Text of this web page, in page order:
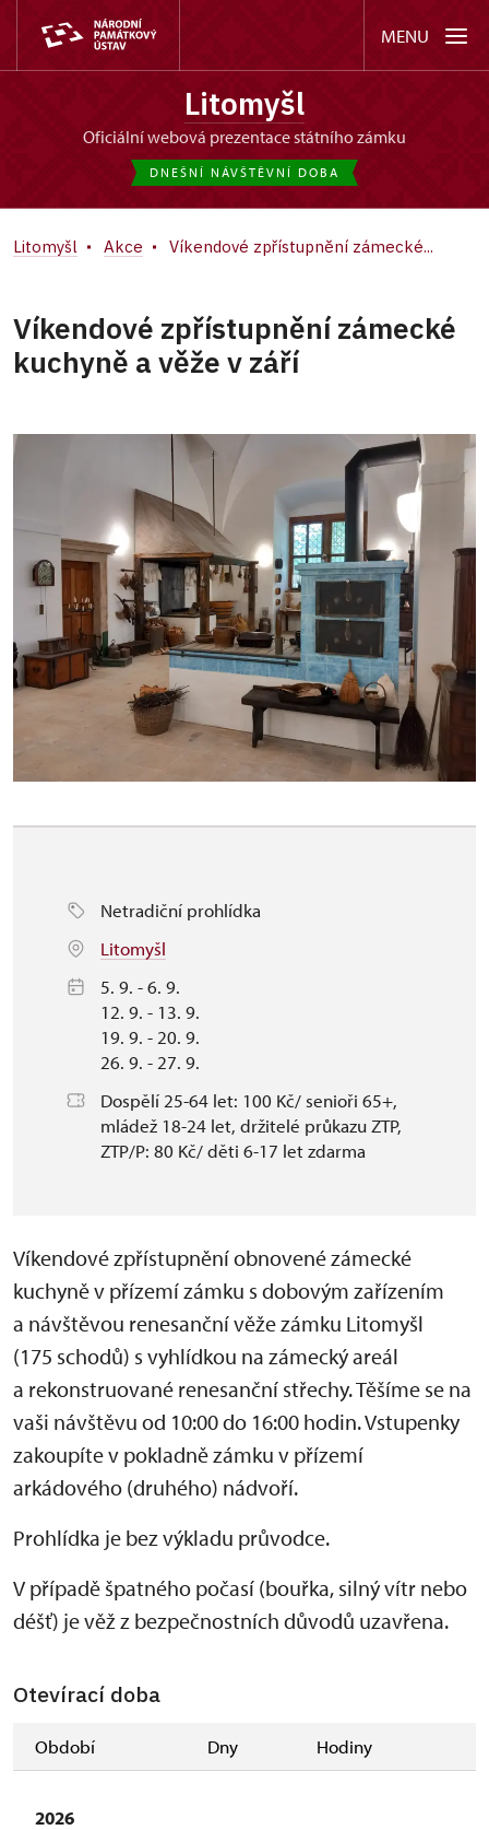
MENU
Litomyšl
oficiální webová prezentace státního zámku
DNEŠNÍ NÁVŠTĚVNÍ DOBA
Litomyšl Akce Víkendové zpřístupnění zámecké...
Víkendové zpřístupnění zámecké
kuchyně a věže v září
Netradiční prohlídka
Litomyšl
5. 9. - 6. 9.
12. 9. - 13. 9.
19. 9. - 20. 9.
26. 9. - 27. 9.
Dospělí 25-64 let: 100 Kč/ senioři 65+,
mládež 18-24 let, držitelé průkazu ZTP,
ZTP/P: 80 Kč/ děti 6-17 let zdarma
Víkendové zpřístupnění obnovené zámecké
kuchyně v přízemí zámku s dobovým zařízením
a návštěvou renesanční věže zámku Litomyšl
(175 schodů) s vyhlídkou na zámecký areál
a rekonstruované renesanční střechy. Těšíme se na
vaši návštěvu od 10:00 do 16:00 hodin. Vstupenky
zakoupíte v pokladně zámku v přízemí
arkádového (druhého) nádvoří.
Prohlídka je bez výkladu průvodce.
V případě špatného počasí (bouřka, silný vítr nebo
déšť) je věž z bezpečnostních důvodů uzavřena.
Otevírací doba
Období Dny Hodiny
2026